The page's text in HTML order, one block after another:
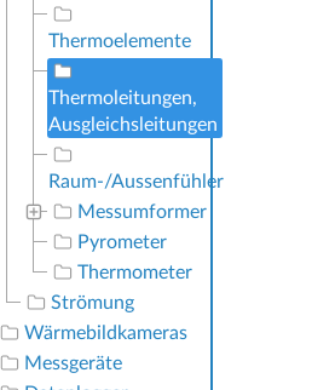
Thermoelemente
Thermoleitungen,
Ausgleichsleitungen
Raum-/Aussenfühler
Messumformer
Pyrometer
Thermometer
Strömung
Wärmebildkameras
Messgeräte